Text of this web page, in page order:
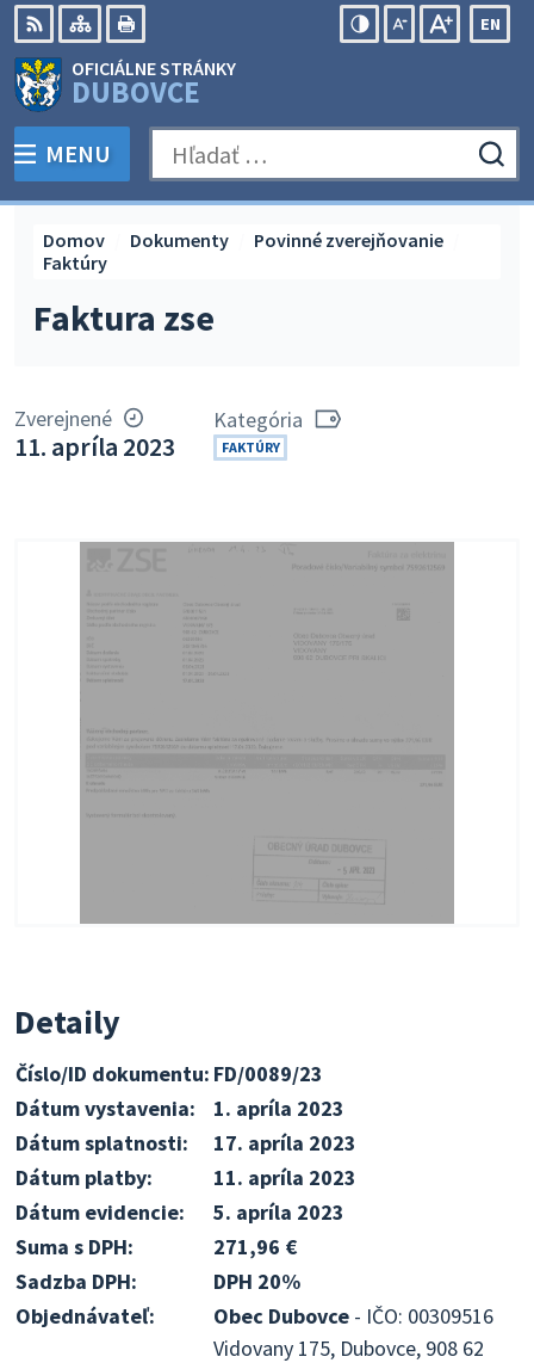
Preskočiť
na
obsah
RSS Mapa
EN
OFICIÁLNE STRÁNKY
DUBOVCE
PREPNÚŤ
MENU Hľadať:
Faktura zse
Domov Dokumenty
Povinné zverejňovanie
Faktúry
Zverejnené
11. apríla 2023
Kategória
FAKTÚRY
Detaily
Číslo/ID dokumentu: FD/0089/23
Dátum vystavenia:
1. apríla 2023
Dátum splatnosti:
17. apríla 2023
Dátum platby:
11. apríla 2023
Dátum evidencie:
5. apríla 2023
Suma s DPH:
271,96 €
Sadzba DPH:
DPH 20%
Objednávateľ:
Obec Dubovce - IČO: 00309516
Vidovany 175, Dubovce, 908 62